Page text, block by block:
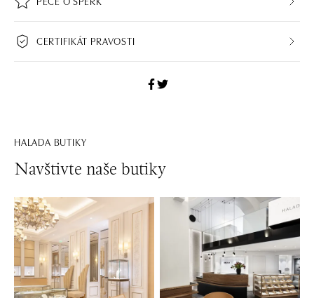
CERTIFIKÁT PRAVOSTI
HALADA BUTIKY
Navštivte naše butiky